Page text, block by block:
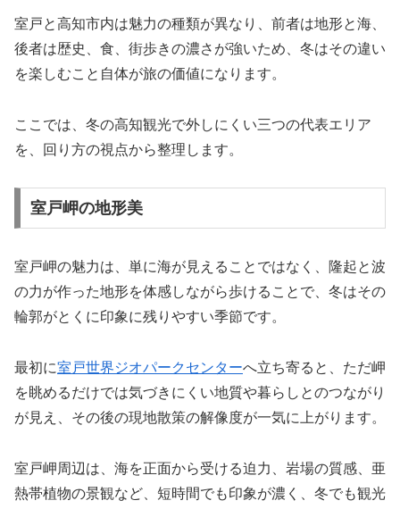
室戸と高知市内は魅力の種類が異なり、前者は地形と海、
後者は歴史、食、街歩きの濃さが強いため、冬はその違い
を楽しむこと自体が旅の価値になります。
ここでは、冬の高知観光で外しにくい三つの代表エリア
を、回り方の視点から整理します。
室戸岬の地形美
室戸岬の魅力は、単に海が見えることではなく、隆起と波
の力が作った地形を体感しながら歩けることで、冬はその
輪郭がとくに印象に残りやすい季節です。
最初に室戸世界ジオパークセンターへ立ち寄ると、ただ岬
を眺めるだけでは気づきにくい地質や暮らしとのつながり
が見え、その後の現地散策の解像度が一気に上がります。
室戸岬周辺は、海を正面から受ける迫力、岩場の質感、亜
熱帯植物の景観など、短時間でも印象が濃く、冬でも観光